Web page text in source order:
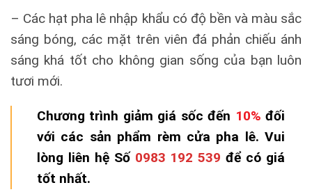
– Các hạt pha lê nhập khẩu có độ bền và màu sắc
sáng bóng, các mặt trên viên đá phản chiếu ánh
sáng khá tốt cho không gian sống của bạn luôn
tươi mới.
Chương trình giảm giá sốc đến 10%đối
với các sản phẩm rèm cửa pha lê. Vui
lòng liên hệ Số 0983 192 539 để có giá
tốt nhất.